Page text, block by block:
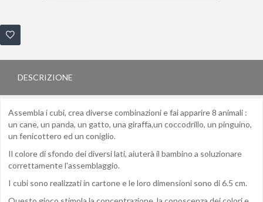
DESCRIZIONE
Assembla i cubi, crea diverse combinazioni e fai apparire 8 animali :
un cane, un panda, un gatto, una giraffa,un coccodrillo, un pinguino,
un fenicottero ed un coniglio.
Il colore di sfondo dei diversi lati, aiuterà il bambino a soluzionare
correttamente l'assemblaggio.
I cubi sono realizzati in cartone e le loro dimensioni sono di 6.5 cm.